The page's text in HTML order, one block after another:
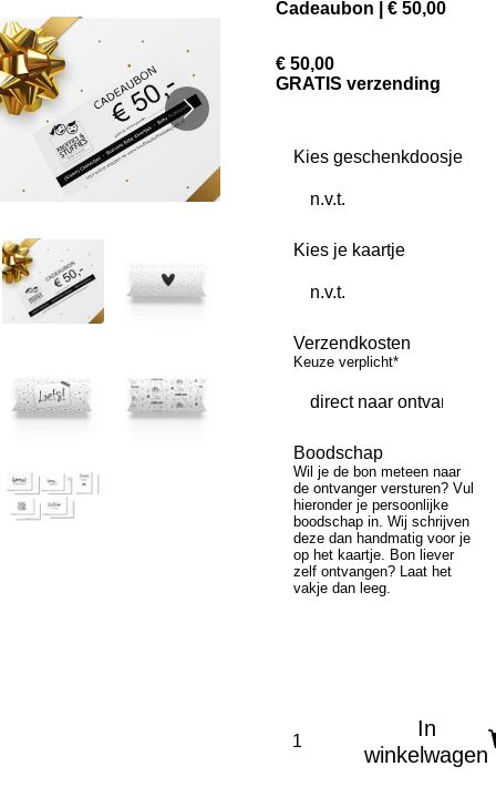
Cadeaubon | € 50,00
€ 50,00
GRATIS verzending
Kies geschenkdoosje
Kies je kaartje
Verzendkosten
Keuze verplicht*
Boodschap
Wil je de bon meteen naar
de ontvanger versturen? Vul
hieronder je persoonlijke
boodschap in. Wij schrijven
deze dan handmatig voor je
op het kaartje. Bon liever
zelf ontvangen? Laat het
vakje dan leeg.
In
winkelwagen